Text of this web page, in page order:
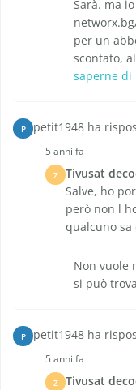
Sarà. ma
per un
scontato,
saperne di
P petit1948 ha
5 anni fa
Z Tivusat
Salve, ho
però non l
qualcuno sa
Non vuole
si può
P petit1948 ha
5 anni fa
Z Tivusat